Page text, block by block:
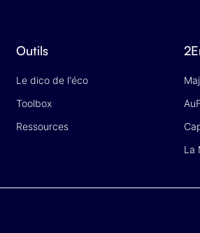
Outils
Le dico de l'éco
Toolbox
Ressources
La